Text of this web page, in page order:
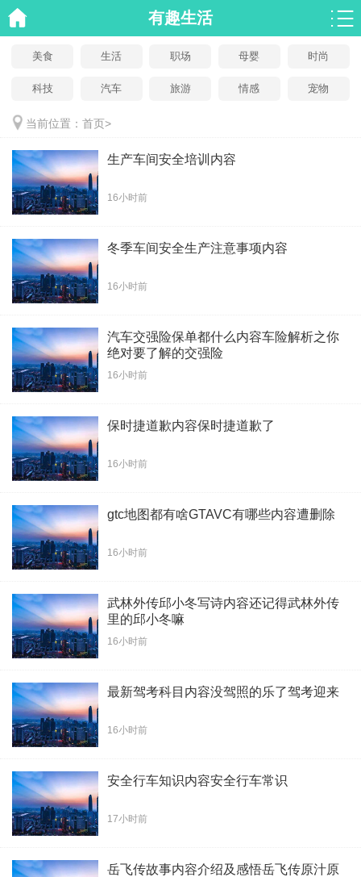
有趣生活
美食 生活 职场 母婴 时尚
科技 汽车 旅游 情感 宠物
当前位置： 首页>
生产车间安全培训内容
16小时前
冬季车间安全生产注意事项内容
16小时前
汽车交强险保单都什么内容车险解析之你
绝对要了解的交强险
16小时前
保时捷道歉内容保时捷道歉了
16小时前
gtc地图都有啥GTAVC有哪些内容遭删除
16小时前
武林外传邱小冬写诗内容还记得武林外传
里的邱小冬嘛
16小时前
最新驾考科目内容没驾照的乐了驾考迎来
16小时前
安全行车知识内容安全行车常识
17小时前
岳飞传故事内容介绍及感悟岳飞传原汁原